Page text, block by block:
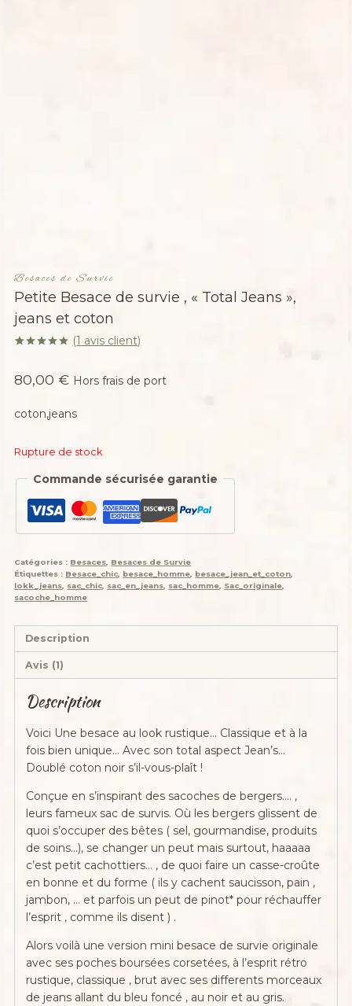
Besaces de Survie
Petite Besace de survie , « Total Jeans »,
jeans et coton
sur notation
client
(1 avis client)
80,00 € Hors frais de port
coton,jeans
Rupture de stock
Commande sécurisée garantie
Catégories : Besaces
Besaces de Survie
Étiquettes : Besace_chic besace_homme besace_jean_et_coton
lokk_jeans
sac_chic sac_en_jeans sac_homme Sac_originale
sacoche_homme
Description
Avis (1)
Description
Voici Une besace au look rustique… Classique et à la
fois bien unique… Avec son total aspect Jean’s…
Doublé coton noir s’il-vous-plaît !
Conçue en s’inspirant des sacoches de bergers…. ,
leurs fameux sac de survis. Où les bergers glissent de
quoi s’occuper des bêtes ( sel, gourmandise, produits
de soins…), se changer un peut mais surtout, haaaaa
c’est petit cachottiers… , de quoi faire un casse-croûte
en bonne et du forme ( ils y cachent saucisson, pain ,
jambon, … et parfois un peut de pinot* pour réchauffer
l’esprit , comme ils disent ) .
Alors voilà une version mini besace de survie originale
avec ses poches boursées corsetées, à l’esprit rétro
rustique, classique , brut avec ses differents morceaux
de jeans allant du bleu foncé , au noir et au gris.